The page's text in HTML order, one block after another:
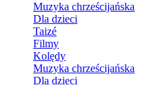
Muzyka chrześcijańska
Dla dzieci
Taizé
Filmy
Kolędy
Muzyka chrześcijańska
Dla dzieci